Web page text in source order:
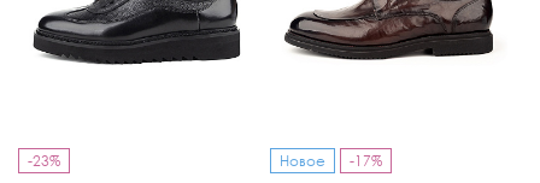
-23% Новое -17%